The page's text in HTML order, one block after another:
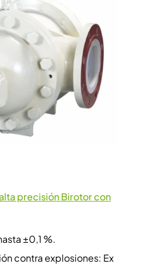
precisión Birotor con
±0,1 %.
contra explosiones: Ex